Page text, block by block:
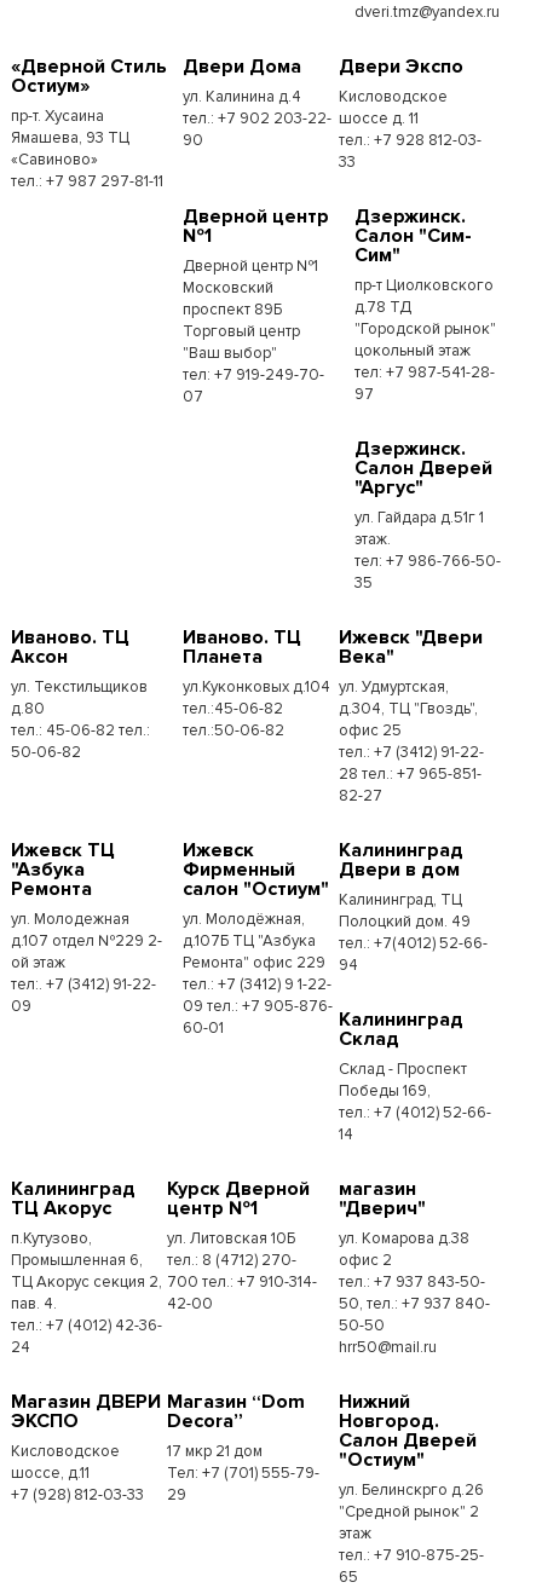
dveri.tmz@yandex.ru
«Дверной Стиль
Остиум»
пр-т. Хусаина
Ямашева, 93 ТЦ
«Савиново»
тел.: +7 987 297-81-11
Двери Дома
ул. Калинина д.4
тел.: +7 902 203-22-
90
Двери Экспо
Кисловодское
шоссе д. 11
тел.: +7 928 812-03-
33
Дверной центр
№1
Дверной центр №1
Московский
проспект 89Б
Торговый центр
"Ваш выбор"
тел: +7 919-249-70-
07
Дзержинск.
Салон "Сим-
Сим"
пр-т Циолковского
д.78 ТД
"Городской рынок"
цокольный этаж
тел: +7 987-541-28-
97
Дзержинск.
Салон Дверей
"Аргус"
ул. Гайдара д.51г 1
этаж.
тел: +7 986-766-50-
35
Иваново. ТЦ
Аксон
ул. Текстильщиков
д.80
тел.: 45-06-82 тел.:
50-06-82
Иваново. ТЦ
Планета
ул.Куконковых д.104
тел.:45-06-82
тел.:50-06-82
Ижевск "Двери
Века"
ул. Удмуртская,
д.304, ТЦ "Гвоздь",
офис 25
тел.: +7 (3412) 91-22-
28 тел.: +7 965-851-
82-27
Ижевск ТЦ
"Азбука
Ремонта
ул. Молодежная
д.107 отдел №229 2-
ой этаж
тел:. +7 (3412) 91-22-
09
Ижевск
Фирменный
салон "Остиум"
ул. Молодёжная,
д.107Б ТЦ "Азбука
Ремонта" офис 229
тел.: +7 (3412) 9 1-22-
09 тел.: +7 905-876-
60-01
Калининград
Двери в дом
Калининград, ТЦ
Полоцкий дом. 49
тел.: +7(4012) 52-66-
94
Калининград
Склад
Склад - Проспект
Победы 169,
тел.:​ +7 (4012) 52-66-
14
Калининград
ТЦ Акорус
п.Кутузово,
Промышленная 6,
ТЦ Акорус секция 2,
пав. 4.
тел.: +7 (4012) 42-36-
24
Курск Дверной
центр №1
ул. Литовская 10Б
тел.: 8 (4712) 270-
700 тел.: +7 910-314-
42-00
магазин
"Дверич"
ул. Комарова д.38
офис 2
тел.: +7 937 843-50-
50, тел.: +7 937 840-
50-50
hrr50@mail.ru
Магазин ДВЕРИ
ЭКСПО
Кисловодское
шоссе, д.11
+7 (928) 812-03-33
Магазин “Dom
Decora”
17 мкр 21 дом
Тел: +7 (701) 555-79-
29
Нижний
Новгород.
Салон Дверей
"Остиум"
ул. Белинскрго д.26
"Средной рынок" 2
этаж
тел.: +7 910-875-25-
65